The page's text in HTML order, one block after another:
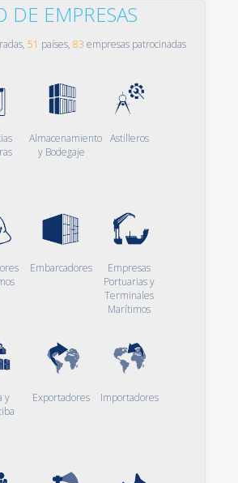
DE EMPRESAS
51 países, 83 empresas patrocinadas
Almacenamiento
y Bodegaje
Astilleros
Embarcadores
Empresas
Portuarias y
Terminales
Marítimos
y
Exportadores Importadores